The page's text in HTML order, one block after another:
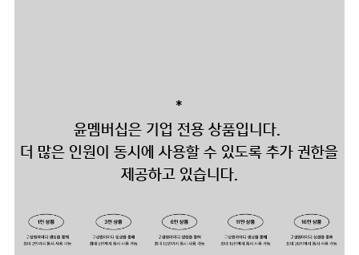
*
윤멤버십은 기업 전용 상품입니다.
더 많은 인원이 동시에 사용할 수 있도록 추가 권한을
제공하고 있습니다.